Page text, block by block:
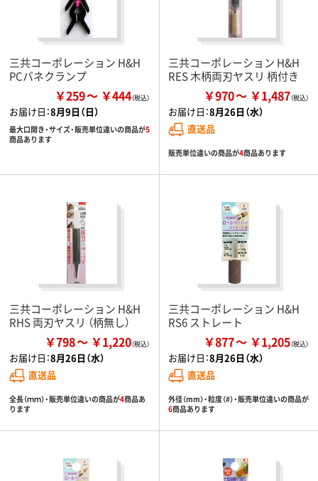
三共コーポレーション H&H
PCバネクランプ
￥259 ￥444
お届け日：8月9日（日）
最大口開き・サイズ・販売単位違いの商品が5
商品あります
三共コーポレーション H&H
RES 木柄両刃ヤスリ 柄付き
￥970 ￥1,487
お届け日：8月26日（水）
直送品
販売単位違いの商品が4商品あります
三共コーポレーション H&H
RHS 両刃ヤスリ （柄無し）
￥798 ￥1,220
お届け日：8月26日（水）
直送品
全長（ｍｍ）・販売単位違いの商品が4商品あ
ります
三共コーポレーション H&H
RS6 ストレート
￥877 ￥1,205
お届け日：8月26日（水）
直送品
外径（mm）・粒度（#）・販売単位違いの商品が
6商品あります